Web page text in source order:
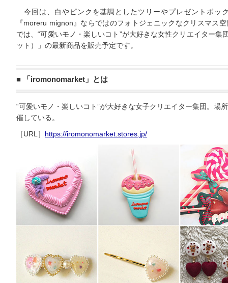
今回は、白やピンクを基調としたツリーやプレゼントボッ
『moreru mignon』ならではのフォトジェニックなクリスマス
では、“可愛いモノ・楽しいコト”が大好きな女性クリエイター
ット）」の最新商品を販売予定です。
■ 「iromonomarket」とは
“可愛いモノ・楽しいコト”が大好きな女子クリエイター集団。場
催している。
［URL］ https://iromonomarket.stores.jp/